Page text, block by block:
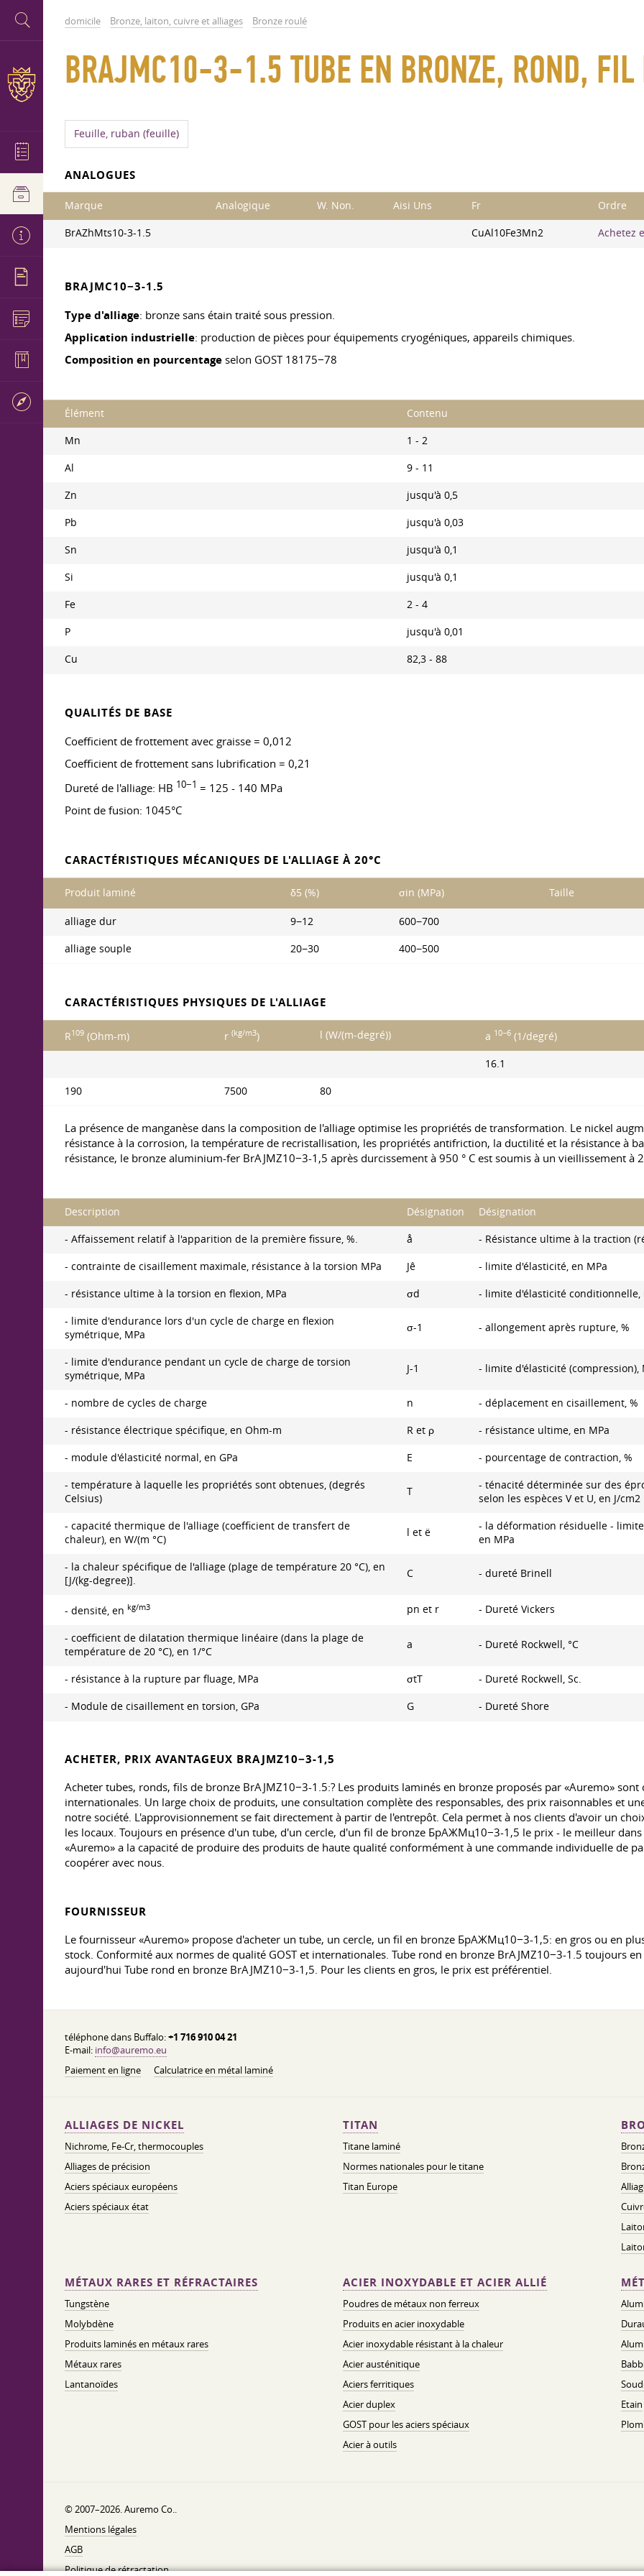
domicile Bronze, laiton, cuivre et alliages Bronze roulé
BRAJMC10-3-1.5 TUBE EN BRONZE, ROND, FIL
Feuille, ruban (feuille)
ANALOGUES
Marque Analogique W. Non. Aisi Uns Fr Ordre
BrAZhMts10-3-1.5 CuAl10Fe3Mn2 Achetez
BRAJMC10−3-1.5
Type d'alliage: bronze sans étain traité sous pression.
Application industrielle: production de pièces pour équipements cryogéniques, appareils chimiques.
Composition en pourcentage selon GOST 18175−78
Élément Contenu
Mn 1 - 2
Al 9 - 11
Zn jusqu'à 0,5
Pb jusqu'à 0,03
Sn jusqu'à 0,1
Si jusqu'à 0,1
Fe 2 - 4
P jusqu'à 0,01
Cu 82,3 - 88
QUALITÉS DE BASE
Coefficient de frottement avec graisse = 0,012
Coefficient de frottement sans lubrification = 0,21
Dureté de l'alliage: HB 10−1 = 125 - 140 MPa
Point de fusion: 1045°C
CARACTÉRISTIQUES MÉCANIQUES DE L'ALLIAGE À 20°C
Produit laminé δ5 (%) σin (MPa) Taille
alliage dur 9−12 600−700
alliage souple 20−30 400−500
CARACTÉRISTIQUES PHYSIQUES DE L'ALLIAGE
R109 (Ohm-m) r (kg/m3) l (W/(m-degré)) a 10−6 (1/degré)
16.1
190 7500 80
La présence de manganèse dans la composition de l'alliage optimise les propriétés de transformation. Le nickel
résistance à la corrosion, la température de recristallisation, les propriétés antifriction, la ductilité et la résistance à
résistance, le bronze aluminium-fer BrAJMZ10−3-1,5 après durcissement à 950 ° C est soumis à un vieillissement à
Description Désignation Désignation
- Affaissement relatif à l'apparition de la première fissure, %. å - Résistance ultime à la traction
- contrainte de cisaillement maximale, résistance à la torsion MPa Jê - limite d'élasticité, en MPa
- résistance ultime à la torsion en flexion, MPa σd - limite d'élasticité conditionnelle,
- limite d'endurance lors d'un cycle de charge en flexion
symétrique, MPa
σ-1 - allongement après rupture, %
- limite d'endurance pendant un cycle de charge de torsion
symétrique, MPa
J-1 - limite d'élasticité (compression),
- nombre de cycles de charge n - déplacement en cisaillement, %
- résistance électrique spécifique, en Ohm-m R et ρ - résistance ultime, en MPa
- module d'élasticité normal, en GPa E - pourcentage de contraction, %
- température à laquelle les propriétés sont obtenues, (degrés
Celsius)
T
- ténacité déterminée sur des
selon les espèces V et U, en J/cm2
- capacité thermique de l'alliage (coefficient de transfert de
chaleur), en W/(m °C)
l et ë
- la déformation résiduelle -
en MPa
- la chaleur spécifique de l'alliage (plage de température 20 °C), en
[J/(kg-degree)].
C - dureté Brinell
- densité, en kg/m3 pn et r - Dureté Vickers
- coefficient de dilatation thermique linéaire (dans la plage de
température de 20 °C), en 1/°C
а - Dureté Rockwell, °C
- résistance à la rupture par fluage, MPa σtT - Dureté Rockwell, Sc.
- Module de cisaillement en torsion, GPa G - Dureté Shore
ACHETER, PRIX AVANTAGEUX BRAJMZ10−3-1,5
Acheter tubes, ronds, fils de bronze BrAJMZ10−3-1.5:? Les produits laminés en bronze proposés par «Auremo»
internationales. Un large choix de produits, une consultation complète des responsables, des prix raisonnables et
notre société. L'approvisionnement se fait directement à partir de l'entrepôt. Cela permet à nos clients d'avoir un
les locaux. Toujours en présence d'un tube, d'un cercle, d'un fil de bronze БрАЖМц10−3-1,5 le prix - le meilleur
«Auremo» a la capacité de produire des produits de haute qualité conformément à une commande individuelle de
coopérer avec nous.
FOURNISSEUR
Le fournisseur «Auremo» propose d'acheter un tube, un cercle, un fil en bronze БрАЖМц10−3-1,5: en gros ou en
stock. Conformité aux normes de qualité GOST et internationales. Tube rond en bronze BrAJMZ10−3-1.5 toujours
aujourd'hui Tube rond en bronze BrAJMZ10−3-1,5. Pour les clients en gros, le prix est préférentiel.
téléphone dans Buffalo:+1 716 910 04 21
E-mail: info@auremo.eu
Paiement en ligne
Calculatrice en métal laminé
ALLIAGES DE NICKEL
Nichrome, Fe-Cr, thermocouples
Alliages de précision
Aciers spéciaux européens
Aciers spéciaux état
TITAN
Titane laminé
Normes nationales pour le titane
Titan Europe
MÉTAUX RARES ET RÉFRACTAIRES
Tungstène
Molybdène
Produits laminés en métaux rares
Métaux rares
Lantanoïdes
ACIER INOXYDABLE ET ACIER ALLIÉ
Poudres de métaux non ferreux
Produits en acier inoxydable
Acier inoxydable résistant à la chaleur
Acier austénitique
Aciers ferritiques
Acier duplex
GOST pour les aciers spéciaux
Acier à outils
Etain
© 2007–2026. Auremo Co..
Mentions légales
AGB
Politique de rétractation